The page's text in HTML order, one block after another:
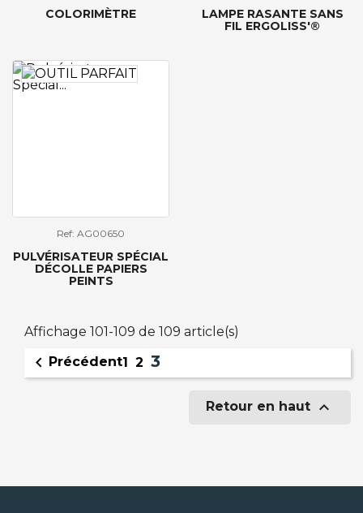
COLORIMÈTRE
LAMPE RASANTE SANS
FIL ERGOLISS'®
Ref: AG00650
PULVÉRISATEUR SPÉCIAL
DÉCOLLE PAPIERS
PEINTS
Affichage 101-109 de 109 article(s)
 Précédent1 2 3
Retour en haut 